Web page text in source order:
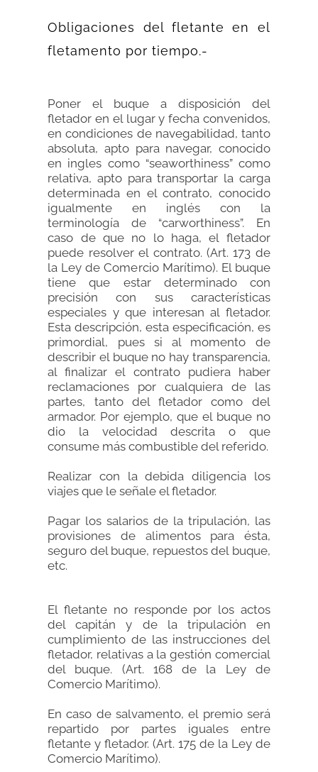
Obligaciones del fletante en el
fletamento por tiempo.-
Poner el buque a disposición del
fletador en el lugar y fecha convenidos,
en condiciones de navegabilidad, tanto
absoluta, apto para navegar, conocido
en ingles como “seaworthiness” como
relativa, apto para transportar la carga
determinada en el contrato, conocido
igualmente en inglés con la
terminología de “carworthiness”. En
caso de que no lo haga, el fletador
puede resolver el contrato. (Art. 173 de
la Ley de Comercio Marítimo). El buque
tiene que estar determinado con
precisión con sus características
especiales y que interesan al fletador.
Esta descripción, esta especificación, es
primordial, pues si al momento de
describir el buque no hay transparencia,
al finalizar el contrato pudiera haber
reclamaciones por cualquiera de las
partes, tanto del fletador como del
armador. Por ejemplo, que el buque no
dio la velocidad descrita o que
consume más combustible del referido.
Realizar con la debida diligencia los
viajes que le señale el fletador.
Pagar los salarios de la tripulación, las
provisiones de alimentos para ésta,
seguro del buque, repuestos del buque,
etc.
El fletante no responde por los actos
del capitán y de la tripulación en
cumplimiento de las instrucciones del
fletador, relativas a la gestión comercial
del buque. (Art. 168 de la Ley de
Comercio Marítimo).
En caso de salvamento, el premio será
repartido por partes iguales entre
fletante y fletador. (Art. 175 de la Ley de
Comercio Marítimo).